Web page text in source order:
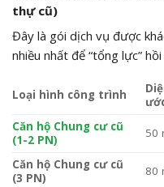
thự cũ)
Đây là gói dịch vụ được
nhiều nhất để “tổng lực”
Loại hình công trình
Căn hộ Chung cư cũ
(1-2 PN)
50
Căn hộ Chung cư cũ
(3 PN)
80